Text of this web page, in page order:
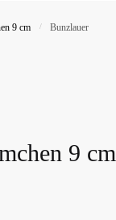
9 cm /
Bunzlauer
9 cm